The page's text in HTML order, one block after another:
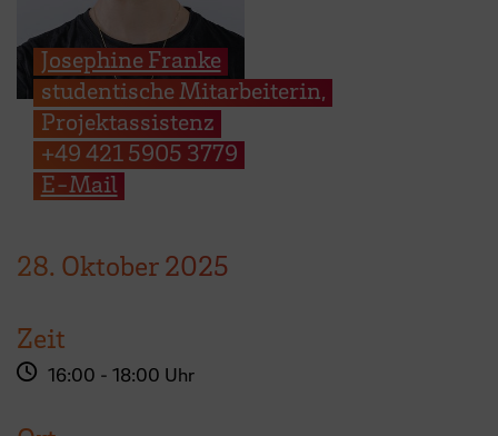
Josephine Franke
studentische Mitarbeiterin,
Projektassistenz
+49 421 5905 3779
E-Mail
28. Oktober2025
Zeit
16:00 - 18:00 Uhr